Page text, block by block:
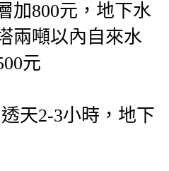
加800元，地下水
兩噸以內自來水
元
天2-3小時，地下